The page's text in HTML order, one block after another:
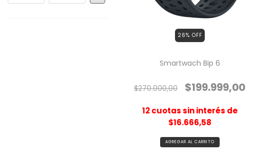
26% OFF
Smartwach Bip 6
$270.000,00 $199.999,00
12 cuotas sin interés de
$16.666,58